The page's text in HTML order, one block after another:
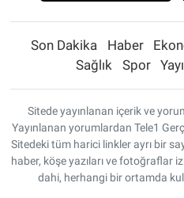
Son Dakika Haber
Sağlık
Spor
Sitede yayınlanan içerik ve
Yayınlanan yorumlardan Tele1
Sitedeki tüm harici linkler ayrı bir
haber, köşe yazıları ve fotoğraflar
dahi, herhangi bir ortamda